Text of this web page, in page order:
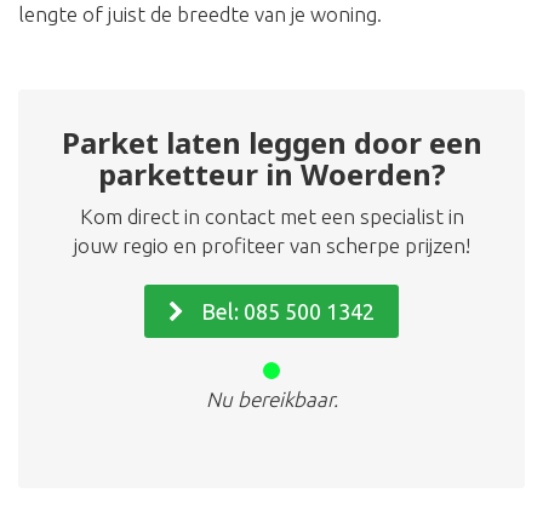
lengte of juist de breedte van je woning.
Parket laten leggen door een
parketteur in Woerden?
Kom direct in contact met een specialist in
jouw regio en profiteer van scherpe prijzen!
Bel: 085 500 1342
Nu bereikbaar.